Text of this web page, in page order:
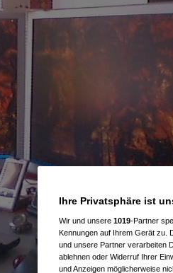
Ihre Privatsphäre ist
Wir und unsere 1019-Partner
Kennungen auf Ihrem Gerät zu.
und unsere Partner verarbeiten
ablehnen oder Widerruf Ihrer
und Anzeigen möglicherweise